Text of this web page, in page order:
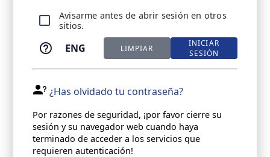
Avisarme antes de abrir sesión en otros
sitios.
ENG LIMPIAR
INICIAR
SESIÓN
¿Has olvidado tu contraseña?
Por razones de seguridad, ¡por favor cierre su
sesión y su navegador web cuando haya
terminado de acceder a los servicios que
requieren autenticación!